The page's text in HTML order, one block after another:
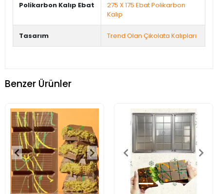
Polikarbon Kalıp Ebat
275 X 175 Ebat Polikarbon
Kalıp
Tasarım Trend Olan Çikolata Kalıpları
Benzer Ürünler